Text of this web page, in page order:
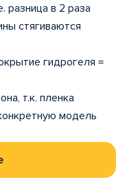
разница в 2 раза
стягиваются
гидрогеля =
т.к. пленка
модель